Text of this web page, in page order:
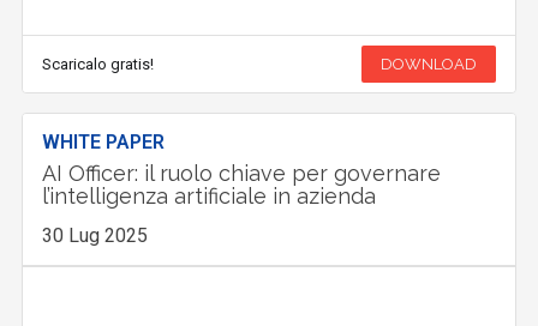
Scaricalo gratis! DOWNLOAD
WHITE PAPER
AI Officer: il ruolo chiave per governare
l’intelligenza artificiale in azienda
30 Lug 2025